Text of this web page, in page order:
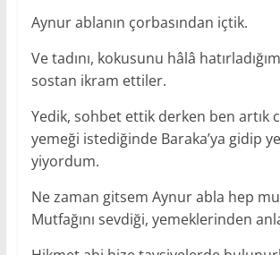
Aynur ablanın çorbasından içtik.
Ve tadını, kokusunu hâlâ
sostan ikram ettiler.
Yedik, sohbet ettik derken ben artık
yemeği istediğinde Baraka’ya gidip
yiyordum.
Ne zaman gitsem Aynur abla hep
Mutfağını sevdiği, yemeklerinden